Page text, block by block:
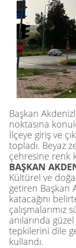
Başkan
noktasına
İlçeye giriş ve
topladı. Beyaz
çehresine renk
BAŞKAN
Kültürel ve
getiren Başkan
katacağını
anılarında
tepkilerini dile
kullandı.